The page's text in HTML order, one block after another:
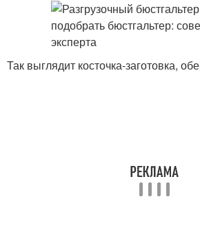
Так выглядит косточка-заготовка,